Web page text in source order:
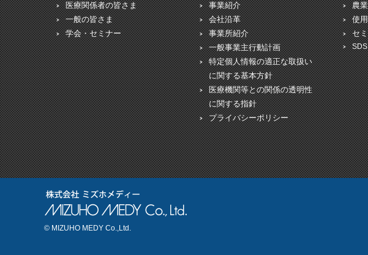
医療関係者の皆さま
一般の皆さま
学会・セミナー
事業紹介
会社沿革
事業所紹介
一般事業主行動計画
特定個人情報の適正な取扱い
に関する基本方針
医療機関等との関係の透明性
に関する指針
プライバシーポリシー
農
使
セ
© MIZUHO MEDY Co.,Ltd.